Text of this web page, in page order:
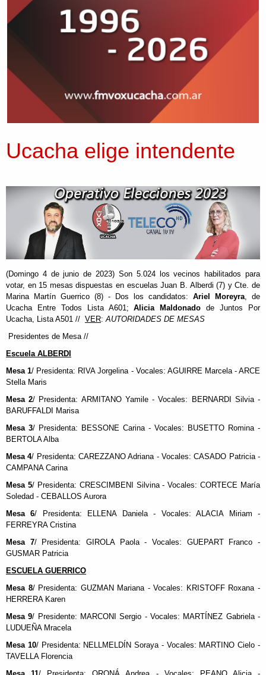
Ucacha elige intendente
(Domingo 4 de junio de 2023) Son 5.024 los vecinos habilitados para
votar, en 15 mesas dispuestas en escuelas Juan B. Alberdi (7) y Cte. de
Marina Martín Guerrico (8) - Dos los candidatos: Ariel Moreyra , de
Ucacha Entre Todos Lista A601;Alicia Maldonado de Juntos Por
Ucacha, Lista A501 // VER: AUTORIDADES DE MESAS
Presidentes de Mesa //
Escuela ALBERDI
Mesa 1/ Presidenta: RIVA Jorgelina - Vocales: AGUIRRE Marcela - ARCE
Stella Maris
Mesa 2/ Presidenta: ARMITANO Yamile - Vocales: BERNARDI Silvia -
BARUFFALDI Marisa
Mesa 3/ Presidenta: BESSONE Carina - Vocales: BUSETTO Romina -
BERTOLA Alba
Mesa 4/ Presidenta: CAREZZANO Adriana - Vocales: CASADO Patricia -
CAMPANA Carina
Mesa 5/ Presidenta: CRESCIMBENI Silvina - Vocales: CORTECE María
Soledad - CEBALLOS Aurora
Mesa 6/ Presidenta: ELLENA Daniela - Vocales: ALACIA Miriam -
FERREYRA Cristina
Mesa 7/ Presidenta: GIROLA Paola - Vocales: GUEPART Franco -
GUSMAR Patricia
ESCUELA GUERRICO
Mesa 8/ Presidenta: GUZMAN Mariana - Vocales: KRISTOFF Roxana -
HERRERA Karen
Mesa 9/ Presidente: MARCONI Sergio - Vocales: MARTÍNEZ Gabriela -
LUDUEÑA Mracela
Mesa 10/ Presidenta: NELLMELDÍN Soraya - Vocales: MARTINO Cielo -
TAVELLA Florencia